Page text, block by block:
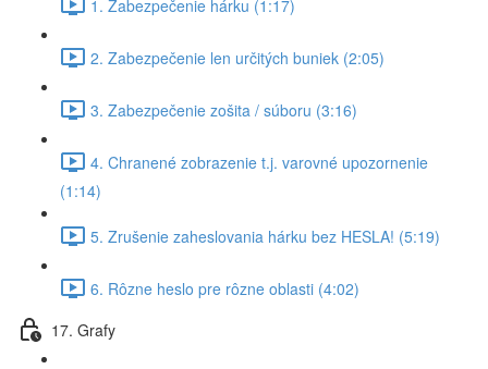
1. Zabezpečenie hárku (1:17)
2. Zabezpečenie len určitých buniek (2:05)
3. Zabezpečenie zošita / súboru (3:16)
4. Chranené zobrazenie t.j. varovné upozornenie
(1:14)
5. Zrušenie zaheslovania hárku bez HESLA! (5:19)
6. Rôzne heslo pre rôzne oblasti (4:02)
17. Grafy